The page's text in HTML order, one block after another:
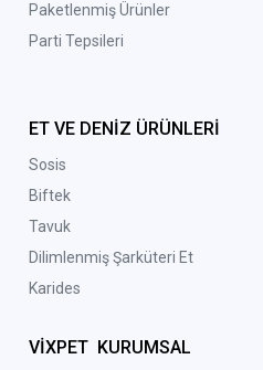
Paketlenmiş Ürünler
Parti Tepsileri
ET VE DENİZ ÜRÜNLERİ
Sosis
Biftek
Tavuk
Dilimlenmiş Şarküteri Et
Karides
VİXPET KURUMSAL